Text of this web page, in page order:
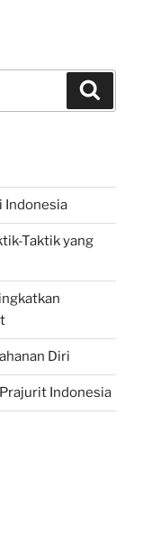
Indonesia
Taktik yang
Diri
Indonesia